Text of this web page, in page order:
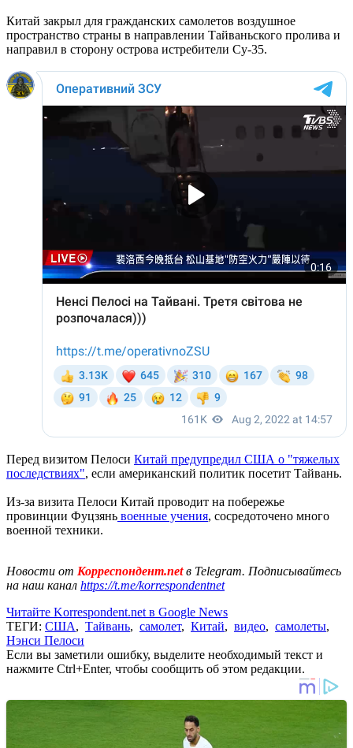
Китай закрыл для гражданских самолетов воздушное
пространство страны в направлении Тайваньского пролива и
направил в сторону острова истребители Су-35.
Перед визитом Пелоси Китай предупредил США о "тяжелых
последствиях", если американский политик посетит Тайвань.
Из-за визита Пелоси Китай проводит на побережье
провинции Фуцзянь военные учения, сосредоточено много
военной техники.
Новости от Корреспондент.netв Telegram. Подписывайтесь
на наш канал https://t.me/korrespondentnet
Читайте Korrespondent.net в Google News
ТЕГИ: США, Тайвань, самолет, Китай, видео, самолеты,
Нэнси Пелоси
Если вы заметили ошибку, выделите необходимый текст и
нажмите Ctrl+Enter, чтобы сообщить об этом редакции.